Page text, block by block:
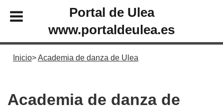
Portal de Ulea
www.portaldeulea.es
Inicio Academia de danza de Ulea
Academia de danza de